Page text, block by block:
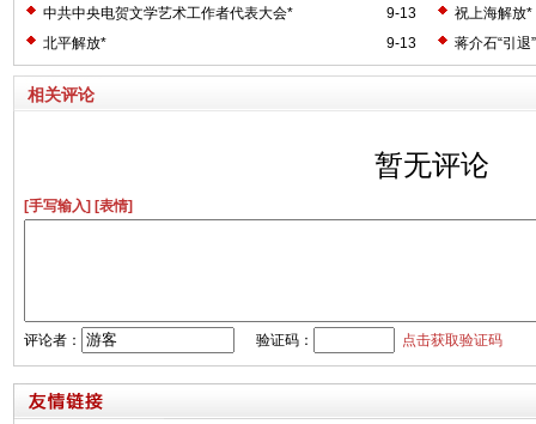
9-13
中共中央电贺文学艺术工作者代表大会*
祝上海解放*
9-13
北平解放* 蒋介石“引退
相关评论
暂无评论
[手写输入] [表情]
评论者： 验证码： 点击获取验证码